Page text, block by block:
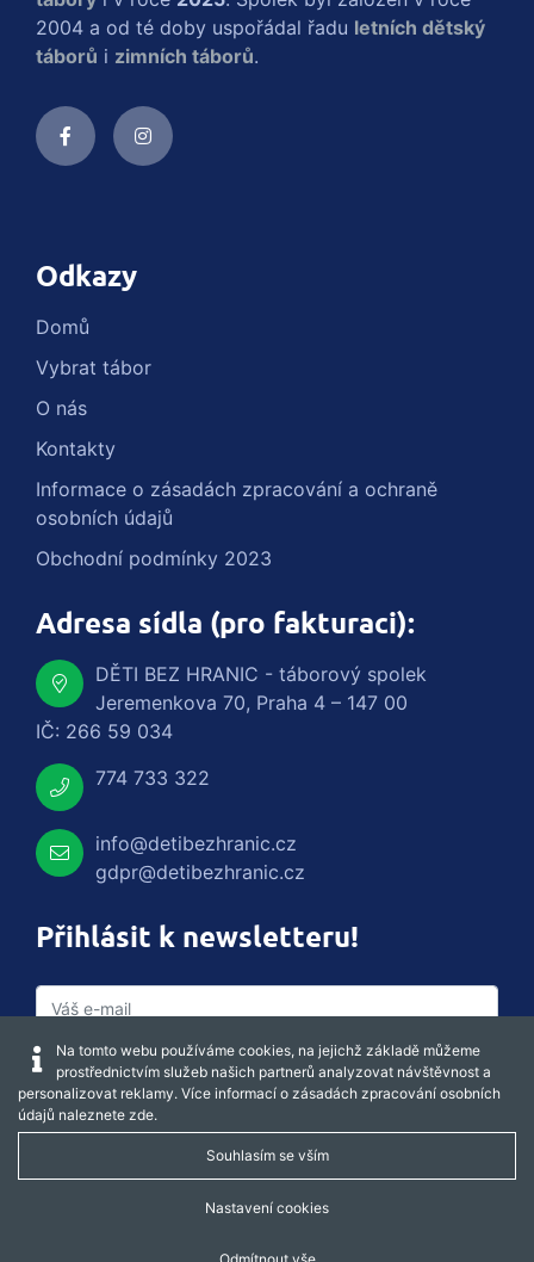
2004 a od té doby uspořádal řadu letních dětský
táborů i zimních táborů.
Odkazy
Domů
Vybrat tábor
O nás
Kontakty
Informace o zásadách zpracování a ochraně
osobních údajů
Obchodní podmínky 2023
Adresa sídla (pro fakturaci):
DĚTI BEZ HRANIC - táborový spolek
Jeremenkova 70, Praha 4 – 147 00
IČ: 266 59 034
774 733 322
info@detibezhranic.cz
gdpr@detibezhranic.cz
Přihlásit k newsletteru!
Captcha obnovit
Na tomto webu používáme cookies, na jejichž základě můžeme
prostřednictvím služeb našich partnerů analyzovat návštěvnost a
personalizovat reklamy. Více informací o zásadách zpracování osobních
údajů naleznete zde.
Souhlasím se vším
Nastavení cookies